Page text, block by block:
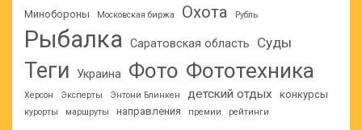
Минобороны Московская биржа Охота Рубль
Рыбалка Саратовская область Суды
Теги Украина Фото Фототехника
Херсон Эксперты Энтони Блинкен детский отдых конкурсы
курорты маршруты направления премии рейтинги